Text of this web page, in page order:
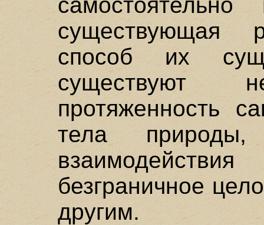
существующая
способ их
протяженность
тела
безграничное
другим.